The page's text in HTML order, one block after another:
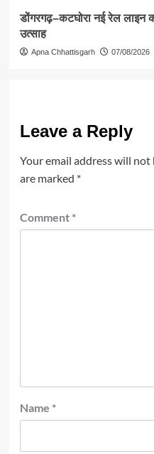
डोंगरगढ़–कटघोरा नई रेल लाइन
उत्साह
Apna Chhattisgarh 07/08/2026
Leave a Reply
Your email address will not
are marked *
Comment *
Name *